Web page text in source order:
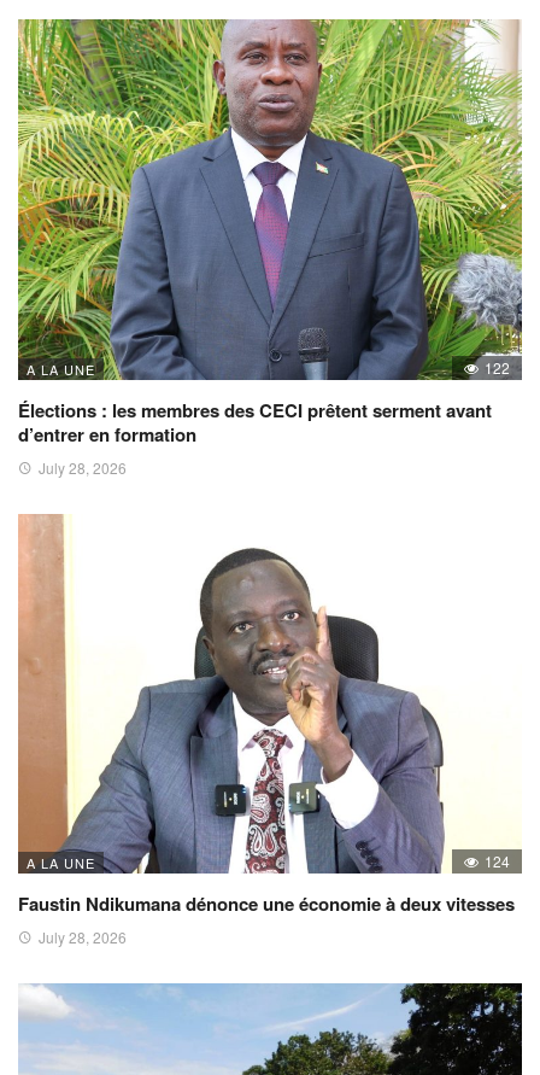
A LA UNE 122
Élections : les membres des CECI prêtent serment avant
d’entrer en formation
July 28, 2026
A LA UNE 124
Faustin Ndikumana dénonce une économie à deux vitesses
July 28, 2026